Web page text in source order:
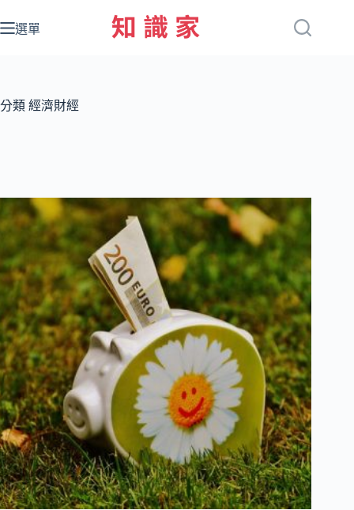
至
容
選單
分類 經濟財經